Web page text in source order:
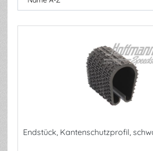
Endstück, Kantenschutzprofil,